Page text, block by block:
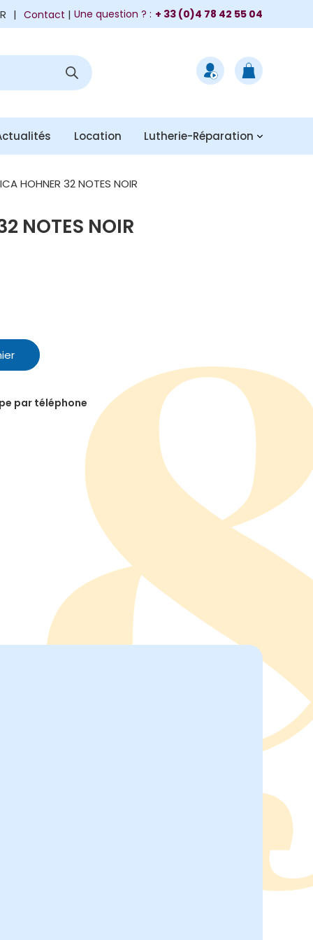
Contact | Une question ? : + 33 (0)4 78 42 55 04
Location Lutherie-Réparation
HOHNER 32 NOTES NOIR
NOTES NOIR
par téléphone